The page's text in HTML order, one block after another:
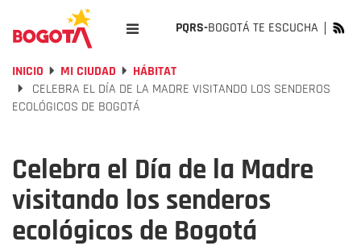
PQRS-BOGOTÁ TE ESCUCHA
INICIO MI CIUDAD
HÁBITAT
CELEBRA EL DÍA DE LA MADRE VISITANDO LOS SENDEROS
ECOLÓGICOS DE BOGOTÁ
Celebra el Día de la Madre
visitando los senderos
ecológicos de Bogotá